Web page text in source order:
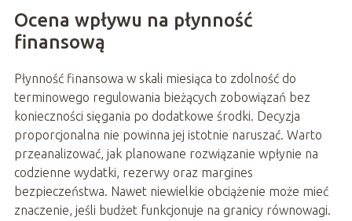
Ocena wpływu na płynność
finansową
Płynność finansowa w skali miesiąca to zdolność do
terminowego regulowania bieżących zobowiązań bez
konieczności sięgania po dodatkowe środki. Decyzja
proporcjonalna nie powinna jej istotnie naruszać. Warto
przeanalizować, jak planowane rozwiązanie wpłynie na
codzienne wydatki, rezerwy oraz margines
bezpieczeństwa. Nawet niewielkie obciążenie może mieć
znaczenie, jeśli budżet funkcjonuje na granicy równowagi.